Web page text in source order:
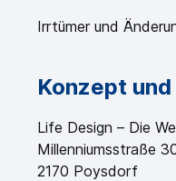
Irrtümer und
Konzept
Life Design – Die
Millenniumsstraße
2170 Poysdorf